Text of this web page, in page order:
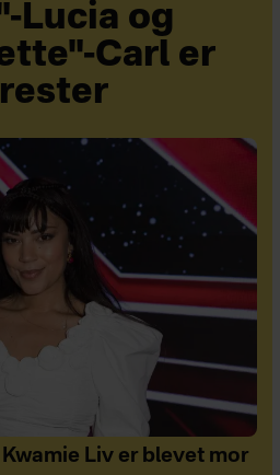
Lucia og
Carl er
Liv er blevet mor